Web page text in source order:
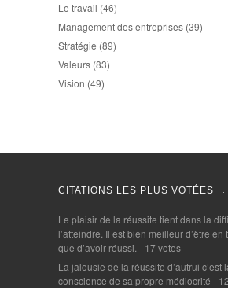
Le travail (46)
Management des entreprises (39)
Stratégie (89)
Valeurs (83)
Vision (49)
CITATIONS LES PLUS VOTÉES
Le plaisir de la réussite tient dans la
l’atteindre. Il est bien meilleur d’être
que d’avoir réussi. - 17 votes
La jalousie de la réussite d’autrui c’est
conscience de sa propre médiocrité -